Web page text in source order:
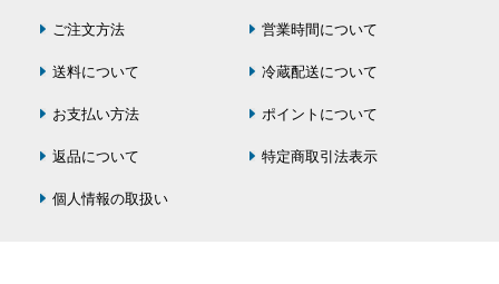
ご注文方法 営業時間について
送料について 冷蔵配送について
お支払い方法 ポイントについて
返品について 特定商取引法表示
個人情報の取扱い